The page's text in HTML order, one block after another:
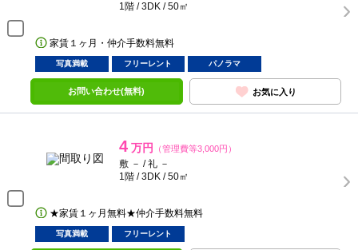
1階 / 3DK / 50㎡
家賃１ヶ月・仲介手数料無料
写真満載 フリーレント パノラマ
お問い合わせ(無料) お気に入り
4 万円 （管理費等3,000円）
敷 － / 礼 －
1階 / 3DK / 50㎡
★家賃１ヶ月無料★仲介手数料無料
写真満載 フリーレント